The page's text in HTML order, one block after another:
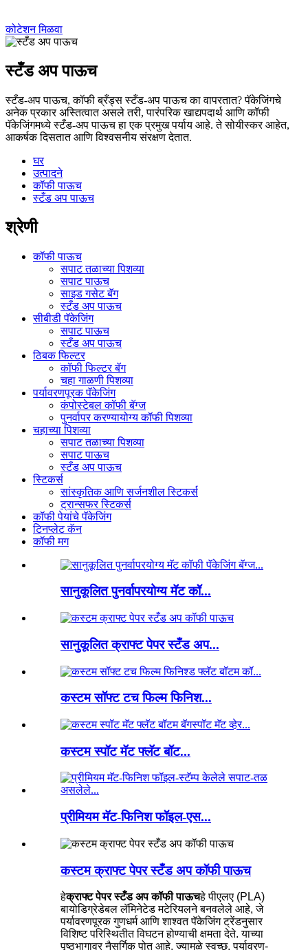
कोटेशन मिळवा
स्टँड अप पाऊच
स्टँड-अप पाऊच, कॉफी ब्रँड्स स्टँड-अप पाऊच का वापरतात? पॅकेजिंगचे
अनेक प्रकार अस्तित्वात असले तरी, पारंपरिक खाद्यपदार्थ आणि कॉफी
पॅकेजिंगमध्ये स्टँड-अप पाऊच हा एक प्रमुख पर्याय आहे. ते सोयीस्कर आहेत,
आकर्षक दिसतात आणि विश्वसनीय संरक्षण देतात.
घर
उत्पादने
कॉफी पाऊच
स्टँड अप पाऊच
श्रेणी
कॉफी पाऊच
सपाट तळाच्या पिशव्या
सपाट पाऊच
साइड गसेट बॅग
स्टँड अप पाऊच
सीबीडी पॅकेजिंग
सपाट पाऊच
स्टँड अप पाऊच
ठिबक फिल्टर
कॉफी फिल्टर बॅग
चहा गाळणी पिशव्या
पर्यावरणपूरक पॅकेजिंग
कंपोस्टेबल कॉफी बॅग्ज
पुनर्वापर करण्यायोग्य कॉफी पिशव्या
चहाच्या पिशव्या
सपाट तळाच्या पिशव्या
सपाट पाऊच
स्टँड अप पाऊच
स्टिकर्स
सांस्कृतिक आणि सर्जनशील स्टिकर्स
ट्रान्सफर स्टिकर्स
कॉफी पेयांचे पॅकेजिंग
टिनप्लेट कॅन
कॉफी मग
सानुकूलित पुनर्वापरयोग्य मॅट कॉ...
सानुकूलित क्राफ्ट पेपर स्टँड अप...
कस्टम सॉफ्ट टच फिल्म फिनिश...
कस्टम स्पॉट मॅट फ्लॅट बॉट...
प्रीमियम मॅट-फिनिश फॉइल-एस...
कस्टम क्राफ्ट पेपर स्टँड अप कॉफी पाऊच
हेक्राफ्ट पेपर स्टँड अप कॉफी पाऊचहे पीएलए (PLA)
बायोडिग्रेडेबल लॅमिनेटेड मटेरियलने बनवलेले आहे, जे
पर्यावरणपूरक गुणधर्म आणि शाश्वत पॅकेजिंग ट्रेंडनुसार
विशिष्ट परिस्थितीत विघटन होण्याची क्षमता देते. याच्या
पृष्ठभागावर नैसर्गिक पोत आहे, ज्यामुळे स्वच्छ, पर्यावरण-